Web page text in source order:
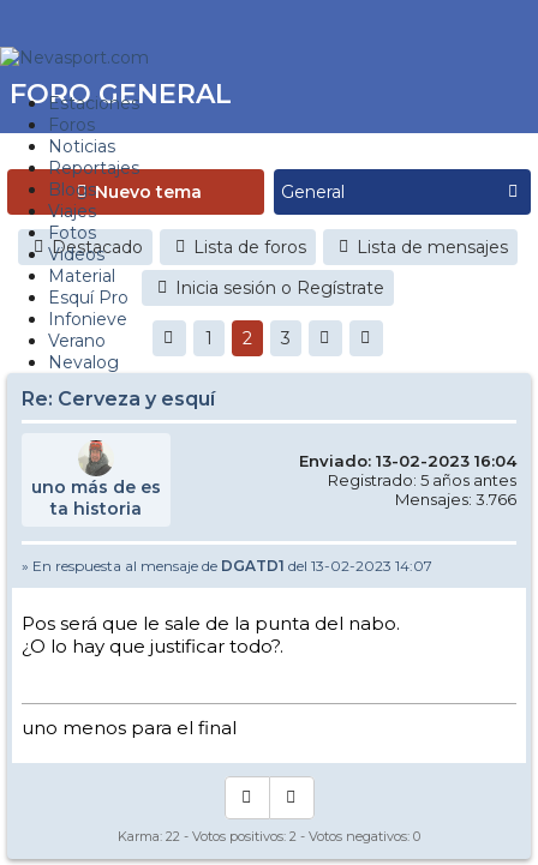
Estaciones
Foros
Noticias
Reportajes
Blogs
Viajes
Fotos
Videos
Material
Esquí Pro
Infonieve
Verano
Nevalog
FORO GENERAL
Nuevo tema
Destacado Lista de foros
Lista de mensajes
Inicia sesión o Regístrate
1 2 3
Re: Cerveza y esquí
uno más de es
ta historia
Enviado: 13-02-2023 16:04
Registrado: 5 años antes
Mensajes: 3.766
» En respuesta al mensaje de DGATD1 del 13-02-2023 14:07
Pos será que le sale de la punta del nabo.
¿O lo hay que justificar todo?.
uno menos para el final
Karma: 22 - Votos positivos: 2 - Votos negativos: 0